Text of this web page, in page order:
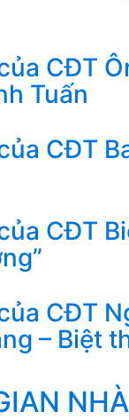
CĐT
Tuấn
CĐT
CĐT
CĐT
– Biệt